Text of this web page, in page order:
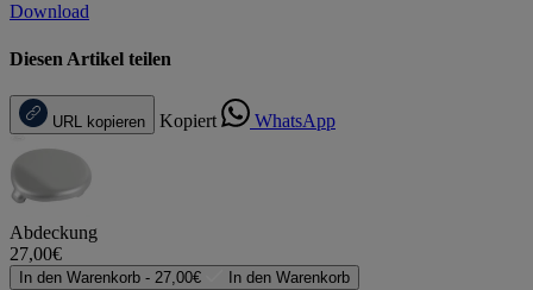
Download
Diesen Artikel teilen
URL kopieren Kopiert WhatsApp
Abdeckung
27,00€
In den Warenkorb - 27,00€ In den Warenkorb